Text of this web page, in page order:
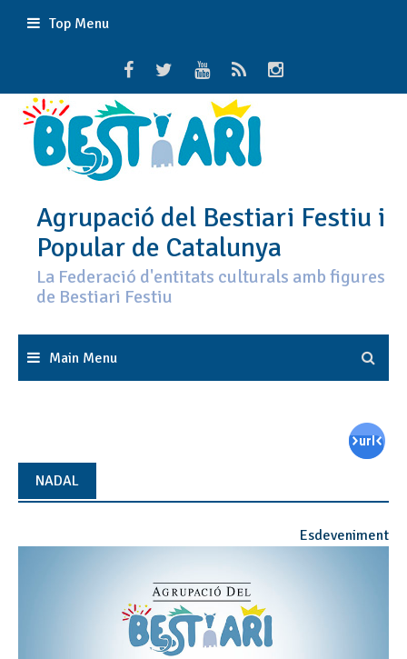
Top Menu
Agrupació del Bestiari Festiu i
Popular de Catalunya
La Federació d'entitats culturals amb figures
de Bestiari Festiu
Main Menu
NADAL
Esdeveniment